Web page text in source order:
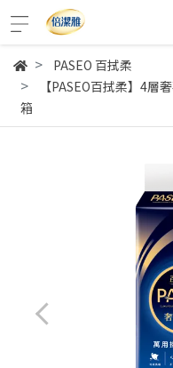
PASEO 百拭柔
【PASEO百拭柔】4
箱